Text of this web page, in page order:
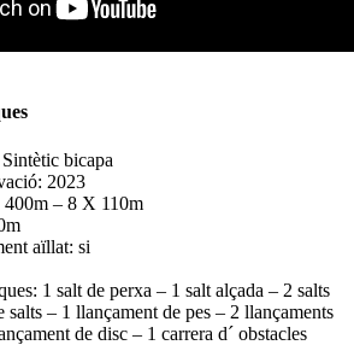
Sintètic bicapa
2023
– 8 X 110m
aïllat: si
1 salt de perxa – 1 salt alçada – 2 salts
salts – 1 llançament de pes – 2 llançaments
de disc – 1 carrera d´ obstacles